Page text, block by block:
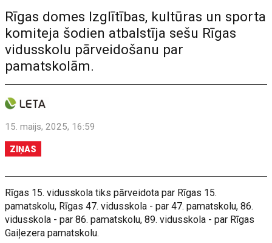
Rīgas domes Izglītības, kultūras un sporta
komiteja šodien atbalstīja sešu Rīgas
vidusskolu pārveidošanu par
pamatskolām.
15. maijs, 2025, 16:59
ZIŅAS
Rīgas 15. vidusskola tiks pārveidota par Rīgas 15.
pamatskolu, Rīgas 47. vidusskola - par 47. pamatskolu, 86.
vidusskola - par 86. pamatskolu, 89. vidusskola - par Rīgas
Gaiļezera pamatskolu.